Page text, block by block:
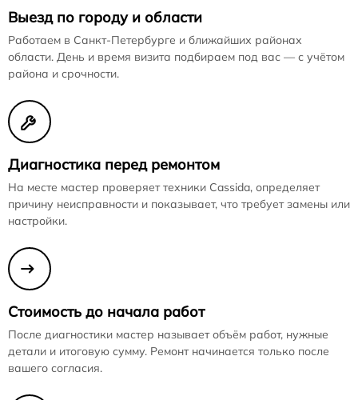
Выезд по городу и области
Работаем в Санкт-Петербурге и ближайших районах
области. День и время визита подбираем под вас — с учётом
района и срочности.
Диагностика перед ремонтом
На месте мастер проверяет техники Cassida, определяет
причину неисправности и показывает, что требует замены или
настройки.
Стоимость до начала работ
После диагностики мастер называет объём работ, нужные
детали и итоговую сумму. Ремонт начинается только после
вашего согласия.